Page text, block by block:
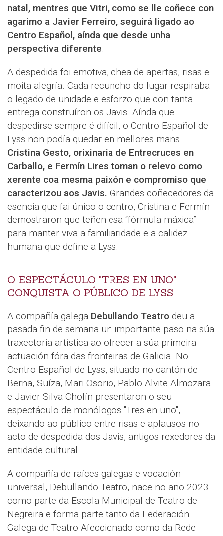
natal, mentres que Vitri, como se lle coñece con
agarimo a Javier Ferreiro, seguirá ligado ao
Centro Español, aínda que desde unha
perspectiva diferente.
A despedida foi emotiva, chea de apertas, risas e
moita alegría. Cada recuncho do lugar respiraba
o legado de unidade e esforzo que con tanta
entrega construíron os Javis. Aínda que
despedirse sempre é difícil, o Centro Español de
Lyss non podía quedar en mellores mans.
Cristina Gesto, orixinaria de Entrecruces en
Carballo, e Fermín Lires toman o relevo como
xerente coa mesma paixón e compromiso que
caracterizou aos Javis. Grandes coñecedores da
esencia que fai único o centro, Cristina e Fermín
demostraron que teñen esa “fórmula máxica”
para manter viva a familiaridade e a calidez
humana que define a Lyss.
O ESPECTÁCULO "TRES EN UNO"
CONQUISTA O PÚBLICO DE LYSS
A compañía galega Debullando Teatro deu a
pasada fin de semana un importante paso na súa
traxectoria artística ao ofrecer a súa primeira
actuación fóra das fronteiras de Galicia. No
Centro Español de Lyss, situado no cantón de
Berna, Suíza, Mari Osorio, Pablo Alvite Almozara
e Javier Silva Cholín presentaron o seu
espectáculo de monólogos "Tres en uno",
deixando ao público entre risas e aplausos no
acto de despedida dos Javis, antigos rexedores da
entidade cultural.
A compañía de raíces galegas e vocación
universal, Debullando Teatro, nace no ano 2023
como parte da Escola Municipal de Teatro de
Negreira e forma parte tanto da Federación
Galega de Teatro Afeccionado como da Rede